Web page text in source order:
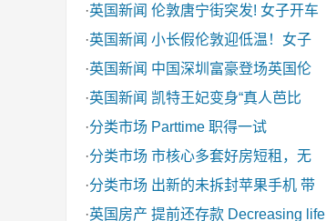
·英国新闻 伦敦唐宁街突发! 女子开车
·英国新闻 小长假伦敦迎低温！女子
·英国新闻 中国深圳富豪登场英国伦
·英国新闻 凯特王妃变身“真人芭比
·分类市场 Parttime 职得一试
·分类市场 市核心多套好房短租，无
·分类市场 出新的未拆封苹果手机 带
·英国房产 提前还存款 Decreasing life